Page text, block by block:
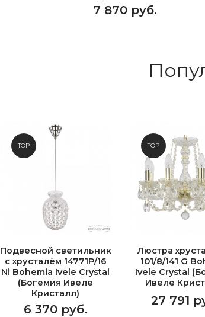
7 870 руб.
TOP
Подвесной светильник
с хрусталём 14771P/16
Ni Bohemia Ivele Crystal
(Богемия Ивеле
Кристалл)
6 370 руб.
TOP
Люстра
101/8/141 G
Ivele Crystal
Ивеле
27 791